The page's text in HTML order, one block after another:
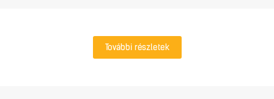
További részletek